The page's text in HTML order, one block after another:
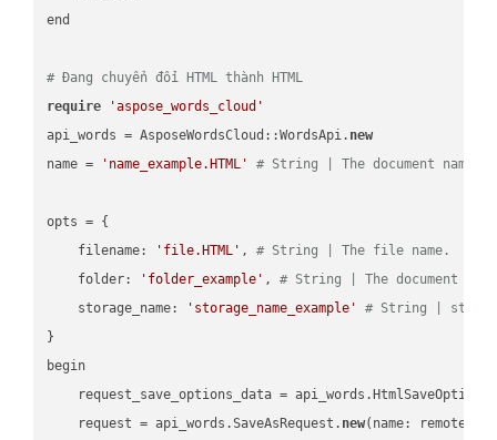
end
# Đang chuyển đổi HTML thành HTML
require
'aspose_words_cloud'
api_words = AsposeWordsCloud::WordsApi. new
name =
'name_example.HTML' # String | The document name.
opts = {
    filename:
'file.HTML' , # String | The file name.
    folder:
'folder_example' , # String | The document
    storage_name:
'storage_name_example'
# String |
}
begin
request_save_options_data =
    request = api_words.SaveAsRequest.
new(name: